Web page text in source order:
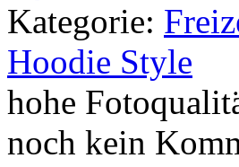
Kategorie:
Hoodie Style
hohe
noch kein